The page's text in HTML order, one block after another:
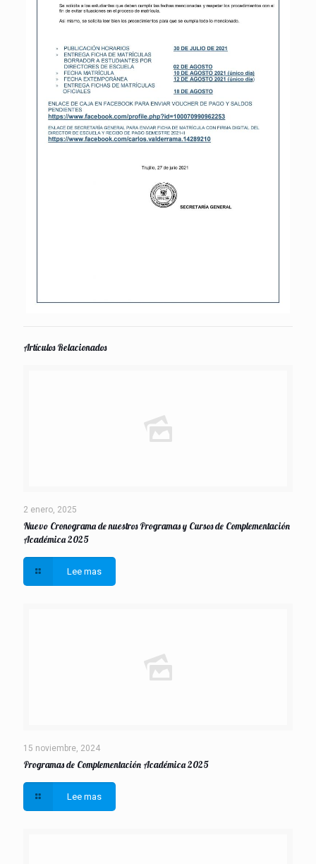
Artículos Relacionados
2 enero, 2025
Nuevo Cronograma de nuestros Programas y Cursos de Complementación
Académica 2025
Lee mas
15 noviembre, 2024
Programas de Complementación Académica 2025
Lee mas